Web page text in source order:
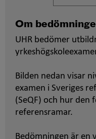
Om
UHR bedömer
Bilden nedan visar
examen i Sveriges
(SeQF) och hur den
referensramar.
Bedömningen är en